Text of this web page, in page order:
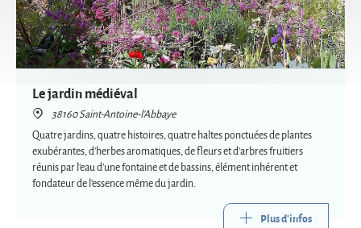
Le jardin médiéval
38160 Saint-Antoine-l'Abbaye
Quatre jardins, quatre histoires, quatre haltes ponctuées de plantes
exubérantes, d'herbes aromatiques, de fleurs et d'arbres fruitiers
réunis par l'eau d'une fontaine et de bassins, élément inhérent et
fondateur de l'essence même du jardin.
Plus d'infos